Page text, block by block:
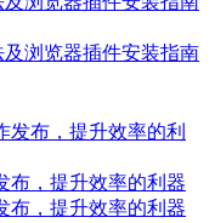
浏览器插件安装指南
布，提升效率的利器
布，提升效率的利器